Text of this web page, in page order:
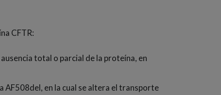
CFTR:
total o parcial de la proteína, en
AF508del, en la cual se altera el transporte